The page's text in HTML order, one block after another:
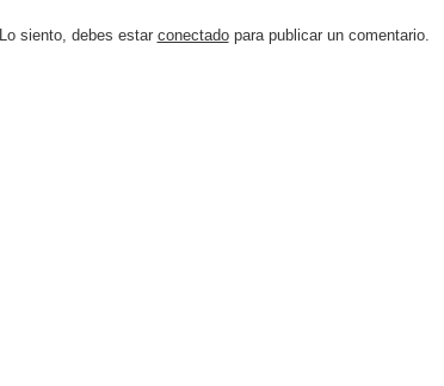
Lo siento, debes estar conectadopara publicar un comentario.